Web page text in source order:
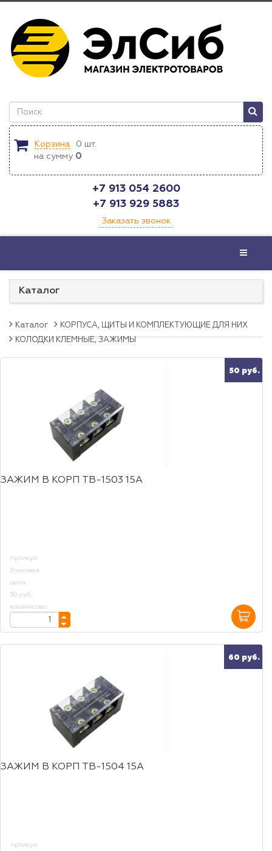
Корзина 0 шт.
на сумму 0
+7 913 054 2600
+7 913 929 5883
Заказать звонок
Меню
Каталог
Каталог
КОРПУСА, ЩИТЫ И КОМПЛЕКТУЮЩИЕ ДЛЯ НИХ
КОЛОДКИ КЛЕМНЫЕ, ЗАЖИМЫ
50 руб.
ЗАЖИМ В КОРП ТВ-1503 15А
Артикул
Упаковка
цена:
50 руб.
количество:
60 руб.
ЗАЖИМ В КОРП ТВ-1504 15А
Артикул